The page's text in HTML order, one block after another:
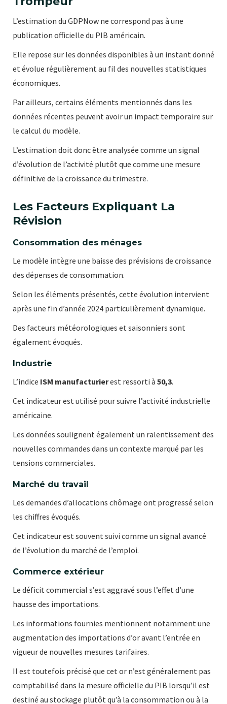
L’estimation du GDPNow ne correspond pas à une
publication officielle du PIB américain.
Elle repose sur les données disponibles à un instant donné
et évolue régulièrement au fil des nouvelles statistiques
économiques.
Par ailleurs, certains éléments mentionnés dans les
données récentes peuvent avoir un impact temporaire sur
le calcul du modèle.
L’estimation doit donc être analysée comme un signal
d’évolution de l’activité plutôt que comme une mesure
définitive de la croissance du trimestre.
Les Facteurs Expliquant La
Révision
Consommation des ménages
Le modèle intègre une baisse des prévisions de croissance
des dépenses de consommation.
Selon les éléments présentés, cette évolution intervient
après une fin d’année 2024 particulièrement dynamique.
Des facteurs météorologiques et saisonniers sont
également évoqués.
Industrie
L’indice ISM manufacturierest ressorti à 50,3.
Cet indicateur est utilisé pour suivre l’activité industrielle
américaine.
Les données soulignent également un ralentissement des
nouvelles commandes dans un contexte marqué par les
tensions commerciales.
Marché du travail
Les demandes d’allocations chômage ont progressé selon
les chiffres évoqués.
Cet indicateur est souvent suivi comme un signal avancé
de l’évolution du marché de l’emploi.
Commerce extérieur
Le déficit commercial s’est aggravé sous l’effet d’une
hausse des importations.
Les informations fournies mentionnent notamment une
augmentation des importations d’or avant l’entrée en
vigueur de nouvelles mesures tarifaires.
Il est toutefois précisé que cet or n’est généralement pas
comptabilisé dans la mesure officielle du PIB lorsqu’il est
destiné au stockage plutôt qu’à la consommation ou à la